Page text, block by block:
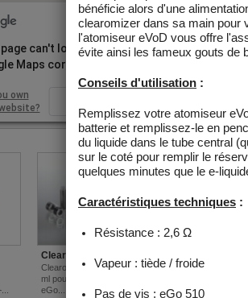
can't load
Maps correctly.
own
Clearomiseu...
Clearomiseur F15 2.5
ml pour e-cigarette
eGo...
Clearomizer EGO CC
(Coil...
la nicotine, est
utilisateurs de
l'abréviation de
throat hit